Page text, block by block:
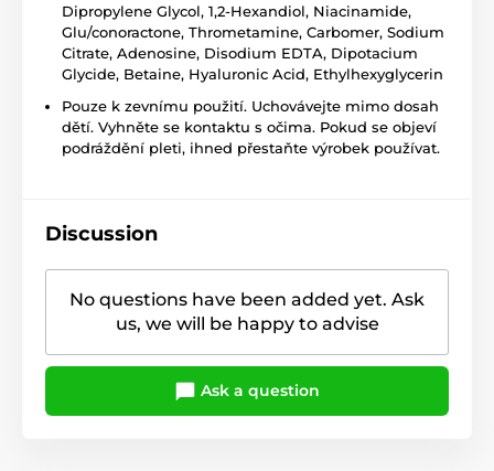
Dipropylene Glycol, 1,2-Hexandiol, Niacinamide,
Glu/conoractone, Thrometamine, Carbomer, Sodium
Citrate, Adenosine, Disodium EDTA, Dipotacium
Glycide, Betaine, Hyaluronic Acid, Ethylhexyglycerin
Pouze k zevnímu použití. Uchovávejte mimo dosah
dětí. Vyhněte se kontaktu s očima. Pokud se objeví
podráždění pleti, ihned přestaňte výrobek používat.
Discussion
No questions have been added yet. Ask
us, we will be happy to advise
Ask a question